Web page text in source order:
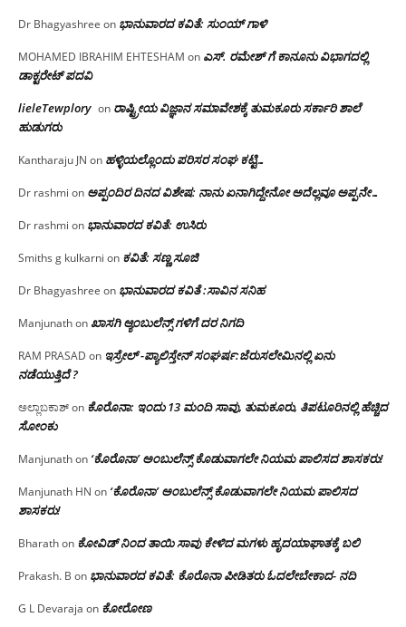
Dr Bhagyashree on ಭಾನುವಾರದ ಕವಿತೆ: ಸುಂಯ್ ಗಾಳಿ
MOHAMED IBRAHIM EHTESHAM on ಎಸ್. ರಮೇಶ್ ಗೆ ಕಾನೂನು ವಿಭಾಗದಲ್ಲಿ
ಡಾಕ್ಟರೇಟ್ ಪದವಿ
lieleTewplory on ರಾಷ್ಟ್ರೀಯ ವಿಜ್ಞಾನ ಸಮಾವೇಶಕ್ಕೆ‌ ತುಮಕೂರು ಸರ್ಕಾರಿ ಶಾಲೆ
ಹುಡುಗರು
Kantharaju JN on ಹಳ್ಳಿಯಲ್ಲೊಂದು ಪರಿಸರ ಸಂಘ ಕಟ್ಟಿ…
Dr rashmi on ಅಪ್ಪಂದಿರ ದಿನದ ವಿಶೇಷ: ನಾನು ಏನಾಗಿದ್ದೇನೋ‌ ಅದೆಲ್ಲವೂ ಅಪ್ಪನೇ…
Dr rashmi on ಭಾನುವಾರದ ಕವಿತೆ: ಉಸಿರು
Smiths g kulkarni on ಕವಿತೆ: ಸಣ್ಣ ಸೂಜಿ
Dr Bhagyashree on ಭಾನುವಾರದ ಕವಿತೆ :ಸಾವಿನ ಸನಿಹ
Manjunathonಖಾಸಗಿ ಆ್ಯಂಬುಲೆನ್ಸ್ ಗಳಿಗೆ ದರ ನಿಗದಿ
RAM PRASAD on ಇಸ್ರೇಲ್ -ಪ್ಯಾಲಿಸ್ತೇನ್ ಸಂಘರ್ಷ:ಜೆರುಸಲೇಮಿನಲ್ಲಿ ಏನು
ನಡೆಯುತ್ತಿದೆ ?
ಅಲ್ಲಾಬಕಾಶ್on ಕೊರೊನಾ: ಇಂದು 13 ಮಂದಿ ಸಾವು, ತುಮಕೂರು, ತಿಪಟೂರಿನಲ್ಲಿ ಹೆಚ್ಚಿದ
ಸೋಂಕು
Manjunathon ‘ಕೊರೊನಾ’ ಅಂಬುಲೆನ್ಸ್ ಕೊಡುವಾಗಲೇ ನಿಯಮ ಪಾಲಿಸದ ಶಾಸಕರು!
Manjunath HN on ‘ಕೊರೊನಾ’ ಅಂಬುಲೆನ್ಸ್ ಕೊಡುವಾಗಲೇ ನಿಯಮ ಪಾಲಿಸದ
ಶಾಸಕರು!
Bharathon ಕೋವಿಡ್ ನಿಂದ ತಾಯಿ ಸಾವು ಕೇಳಿದ ಮಗಳು ಹೃದಯಾಘಾತಕ್ಕೆ ಬಲಿ
Prakash. B on ಭಾನುವಾರದ ಕವಿತೆ: ಕೊರೊನಾ ಪೀಡಿತರು ಓದಲೇಬೇಕಾದ- ನದಿ
G L Devaraja on ಕೋರೋಣ